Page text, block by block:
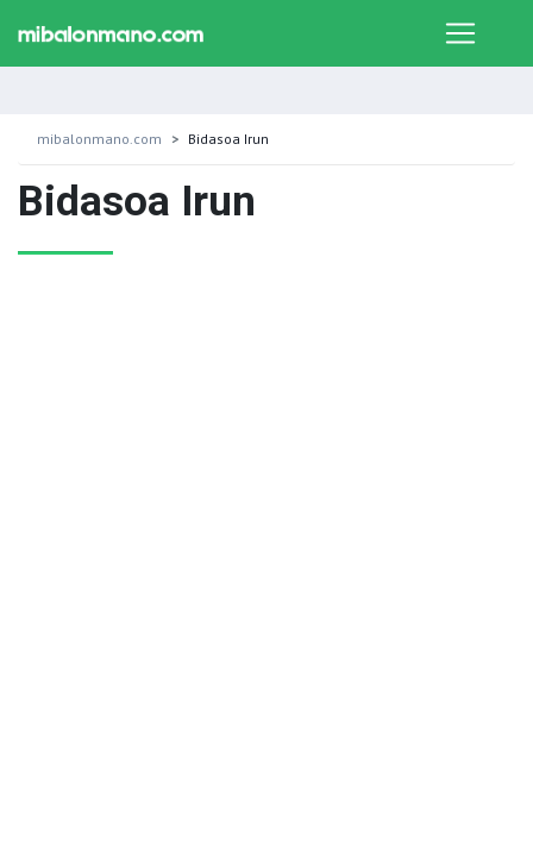
mibalonmano.com Bidasoa Irun
Bidasoa Irun